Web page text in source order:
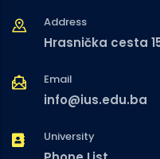
Address
Hrasnička cesta
Email
info@ius.edu.ba
University